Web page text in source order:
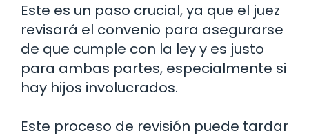
Este es un paso crucial, ya que el juez
revisará el convenio para asegurarse
de que cumple con la ley y es justo
para ambas partes, especialmente si
hay hijos involucrados.
Este proceso de revisión puede tardar